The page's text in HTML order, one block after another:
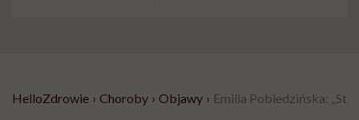
HelloZdrowie › Choroby › Objawy › Emilia Pobiedzińska: